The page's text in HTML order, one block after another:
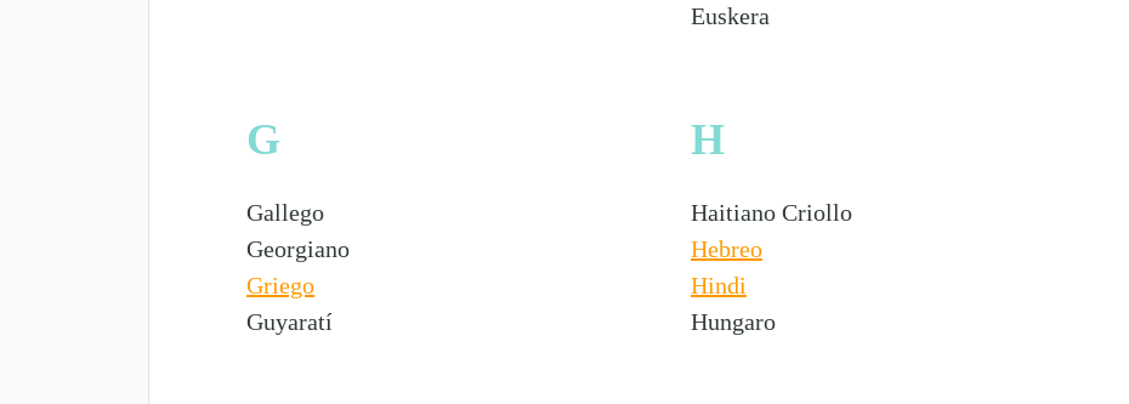
Euskera
G
Gallego
Georgiano
Griego
Guyaratí
H
Haitiano Criollo
Hebreo
Hindi
Hungaro